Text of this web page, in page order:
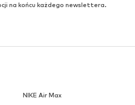
na końcu każdego newslettera.
NIKE Air Max